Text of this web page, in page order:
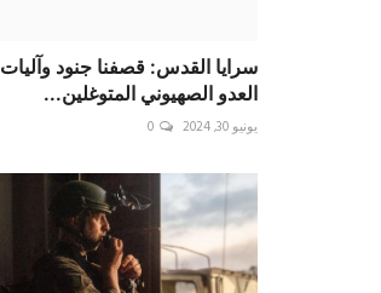
سرايا القدس: قصفنا جنود وآليات
العدو الصهيوني المتوغلين...
يونيو 30, 2024 0